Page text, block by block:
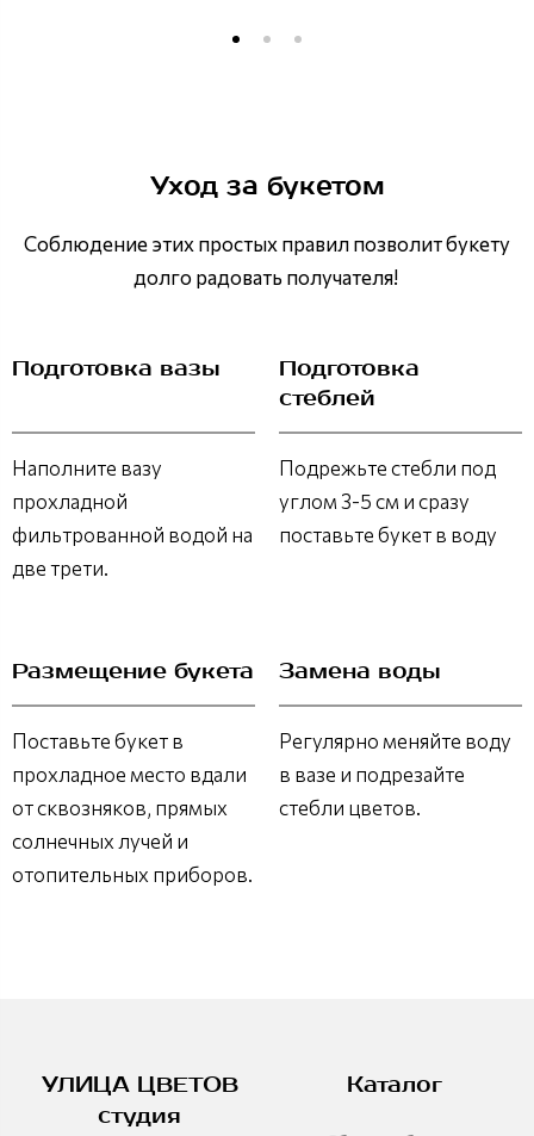
Уход за букетом
Соблюдение этих простых правил позволит букету
долго радовать получателя!
Подготовка вазы
Наполните вазу
прохладной
фильтрованной водой на
две трети.
Подготовка
стеблей
Подрежьте стебли под
углом 3-5 см и сразу
поставьте букет в воду
Размещение букета
Поставьте букет в
прохладное место вдали
от сквозняков, прямых
солнечных лучей и
отопительных приборов.
Замена воды
Регулярно меняйте воду
в вазе и подрезайте
стебли цветов.
УЛИЦА ЦВЕТОВ
студия
Каталог